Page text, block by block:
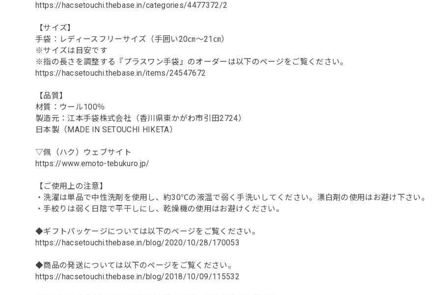
https://hacsetouchi.thebase.in/categories/4477372/2
【サイズ】
手袋：レディースフリーサイズ（手囲い20㎝～21㎝）
※サイズは目安です
※指の長さを調整する『プラスワン手袋』のオーダーは以下のページをご覧ください。
https://hacsetouchi.thebase.in/items/24547672
【品質】
材質：ウール100％
製造元：江本手袋株式会社（香川県東かがわ市引田2724）
日本製（MADE IN SETOUCHI HIKETA）
▽佩（ハク）ウェブサイト
https://www.emoto-tebukuro.jp/
【ご使用上の注意】
・洗濯は単品で中性洗剤を使用し、約30℃の液温で弱く手洗いしてください。漂白剤の使用はお避け下さい。
・手絞りは弱く日陰で平干しにし、乾燥機の使用はお避けください。
◆ギフトパッケージについては以下のページをご覧ください。
https://hacsetouchi.thebase.in/blog/2020/10/28/170053
◆商品の発送については以下のページをご覧ください。
https://hacsetouchi.thebase.in/blog/2018/10/09/115532